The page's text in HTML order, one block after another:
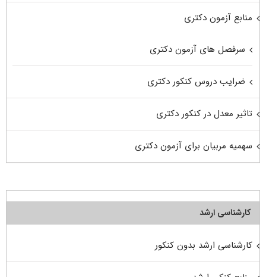
منابع آزمون دکتری
سرفصل های آزمون دکتری
ضرایب دروس کنکور دکتری
تاثیر معدل در کنکور دکتری
سهمیه مربیان برای آزمون دکتری
کارشناسی ارشد
کارشناسی ارشد بدون کنکور